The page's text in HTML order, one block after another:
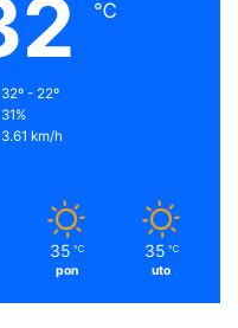
℃
32º - 22º
31%
3.61 km/h
35 ℃
pon
35 ℃
uto